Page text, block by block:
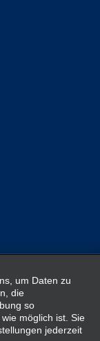
um Daten zu
die
so
möglich ist. Sie
jederzeit